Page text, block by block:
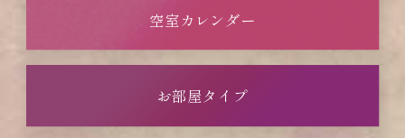
空室カレンダー
お部屋タイプ